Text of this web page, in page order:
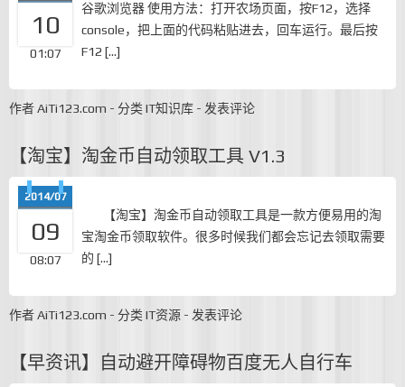
10
01:07
谷歌浏览器 使用方法：打开农场页面，按F12，选择
console，把上面的代码粘贴进去，回车运行。最后按
F12 […]
作者AiTi123.com - 分类 IT知识库 - 发表评论
【淘宝】淘金币自动领取工具 V1.3
2014/07
09
08:07
【淘宝】淘金币自动领取工具是一款方便易用的淘
宝淘金币领取软件。很多时候我们都会忘记去领取需要
的 […]
作者AiTi123.com - 分类 IT资源 - 发表评论
【早资讯】自动避开障碍物百度无人自行车